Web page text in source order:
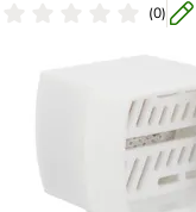
(0)